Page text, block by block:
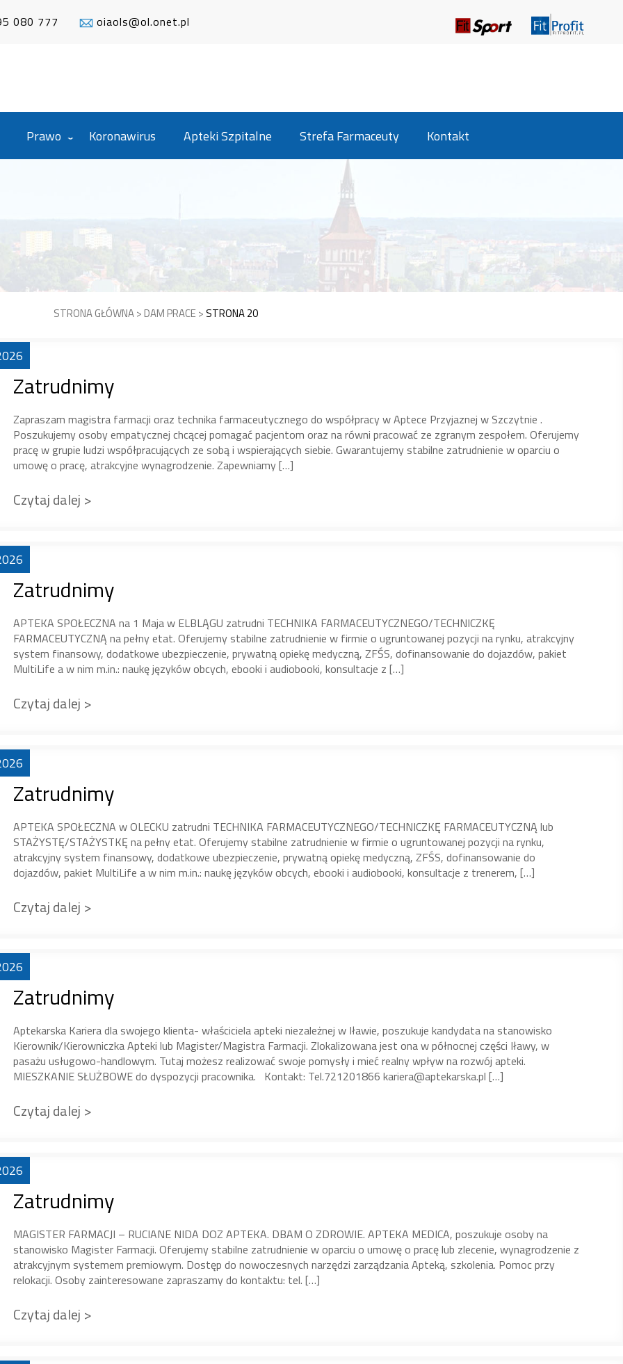
080 777 oiaols@ol.onet.pl
Prawo Koronawirus Apteki Szpitalne Strefa Farmaceuty Kontakt
STRONA GŁÓWNA>DAM PRACE >STRONA 20
Zatrudnimy
Zapraszam magistra farmacji oraz technika farmaceutycznego do współpracy w Aptece Przyjaznej w Szczytnie .
Poszukujemy osoby empatycznej chcącej pomagać pacjentom oraz na równi pracować ze zgranym zespołem. Oferujemy
pracę w grupie ludzi współpracujących ze sobą i wspierających siebie. Gwarantujemy stabilne zatrudnienie w oparciu o
umowę o pracę, atrakcyjne wynagrodzenie. Zapewniamy […]
Czytaj dalej >
Zatrudnimy
APTEKA SPOŁECZNA na 1 Maja w ELBLĄGU zatrudni TECHNIKA FARMACEUTYCZNEGO/TECHNICZKĘ
FARMACEUTYCZNĄ na pełny etat. Oferujemy stabilne zatrudnienie w firmie o ugruntowanej pozycji na rynku, atrakcyjny
system finansowy, dodatkowe ubezpieczenie, prywatną opiekę medyczną, ZFŚS, dofinansowanie do dojazdów, pakiet
MultiLife a w nim m.in.: naukę języków obcych, ebooki i audiobooki, konsultacje z […]
Czytaj dalej >
Zatrudnimy
APTEKA SPOŁECZNA w OLECKU zatrudni TECHNIKA FARMACEUTYCZNEGO/TECHNICZKĘ FARMACEUTYCZNĄ lub
STAŻYSTĘ/STAŻYSTKĘ na pełny etat. Oferujemy stabilne zatrudnienie w firmie o ugruntowanej pozycji na rynku,
atrakcyjny system finansowy, dodatkowe ubezpieczenie, prywatną opiekę medyczną, ZFŚS, dofinansowanie do
dojazdów, pakiet MultiLife a w nim m.in.: naukę języków obcych, ebooki i audiobooki, konsultacje z trenerem, […]
Czytaj dalej >
Zatrudnimy
Aptekarska Kariera dla swojego klienta- właściciela apteki niezależnej w Iławie, poszukuje kandydata na stanowisko
Kierownik/Kierowniczka Apteki lub Magister/Magistra Farmacji. Zlokalizowana jest ona w północnej części Iławy, w
pasażu usługowo-handlowym. Tutaj możesz realizować swoje pomysły i mieć realny wpływ na rozwój apteki.
MIESZKANIE SŁUŻBOWE do dyspozycji pracownika. Kontakt: Tel.721201866 kariera@aptekarska.pl […]
Czytaj dalej >
Zatrudnimy
MAGISTER FARMACJI – RUCIANE NIDA DOZ APTEKA. DBAM O ZDROWIE. APTEKA MEDICA, poszukuje osoby na
stanowisko Magister Farmacji. Oferujemy stabilne zatrudnienie w oparciu o umowę o pracę lub zlecenie, wynagrodzenie z
atrakcyjnym systemem premiowym. Dostęp do nowoczesnych narzędzi zarządzania Apteką, szkolenia. Pomoc przy
relokacji. Osoby zainteresowane zapraszamy do kontaktu: tel. […]
Czytaj dalej >